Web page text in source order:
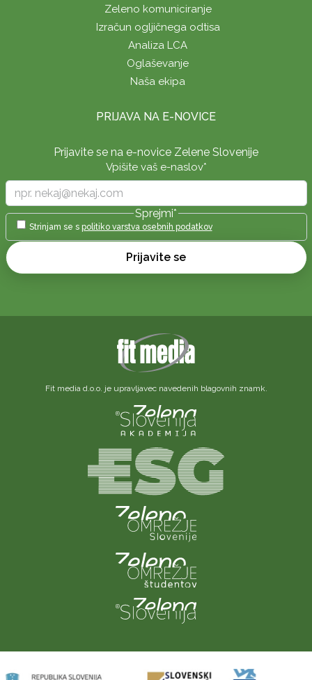
Zeleno komuniciranje
Izračun ogljičnega odtisa
Analiza LCA
Oglaševanje
Naša ekipa
PRIJAVA NA E-NOVICE
Prijavite se na e-novice Zelene Slovenije
Vpišite vaš e-naslov*
Sprejmi*
Strinjam se s politiko varstva osebnih podatkov
Prijavite se
Fit media d.o.o. je upravljavec navedenih blagovnih znamk.